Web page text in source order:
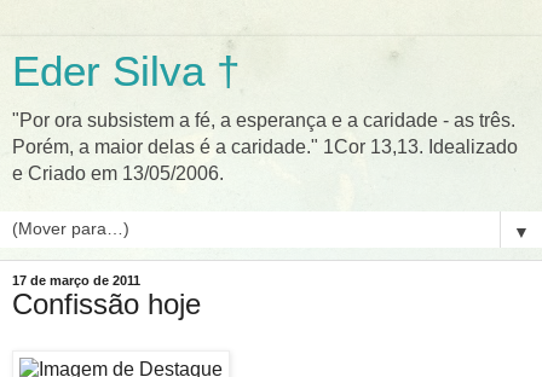
Eder Silva †
"Por ora subsistem a fé, a esperança e a caridade - as três.
Porém, a maior delas é a caridade." 1Cor 13,13. Idealizado
e Criado em 13/05/2006.
▼
17 de março de 2011
Confissão hoje